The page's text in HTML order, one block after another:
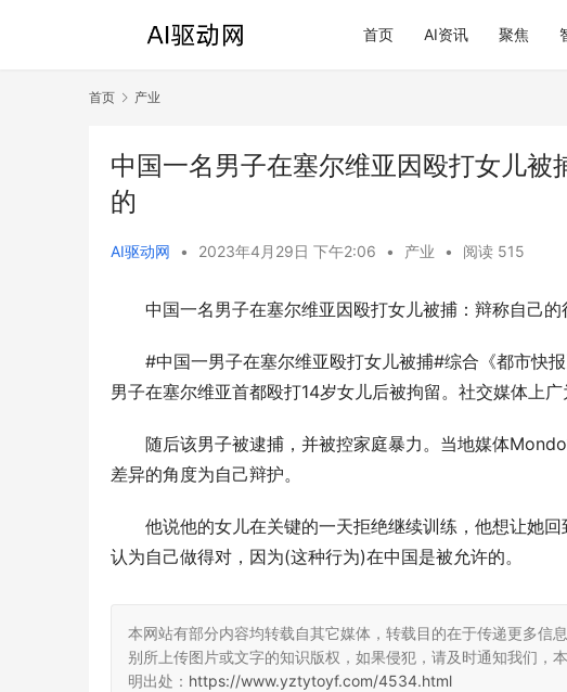
首页 AI资讯 聚焦
首页 产业
中国一名男子在塞尔维亚因殴打女儿
的
AI驱动网 • 2023年4月29日 下午2:06 • 产业 • 阅读 515
中国一名男子在塞尔维亚因殴打女儿被捕：辩称自己
#中国一男子在塞尔维亚殴打女儿被捕#综合《都市快
男子在塞尔维亚首都殴打14岁女儿后被拘留。社交媒体上
随后该男子被逮捕，并被控家庭暴力。当地媒体
差异的角度为自己辩护。
他说他的女儿在关键的一天拒绝继续训练，他想让她
认为自己做得对，因为(这种行为)在中国是被允许的。
本网站有部分内容均转载自其它媒体，转载目的在于传递更多信
别所上传图片或文字的知识版权，如果侵犯，请及时通知我们，
明出处： https://www.yztytoyf.com/4534.html